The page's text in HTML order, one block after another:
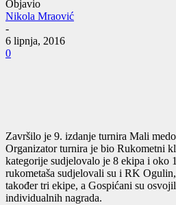
Objavio
Nikola Mraović
-
6 lipnja, 2016
0
Završilo je 9. izdanje turnira Mali
Organizator turnira je bio Rukometni
kategorije sudjelovalo je 8 ekipa i oko
rukometaša sudjelovali su i RK
također tri ekipe, a Gospićani su
individualnih nagrada.